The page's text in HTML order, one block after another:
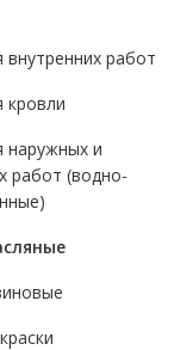
внутренних работ
кровли
наружных и
работ (водно-